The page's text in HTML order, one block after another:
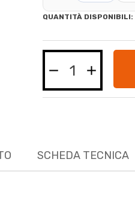
QUANTITÀ DISPONIBILI:
SCHEDA TECNICA